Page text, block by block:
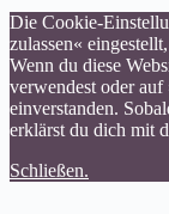
Die Cookie-
zulassen«
Wenn du diese
verwendest oder
einverstanden.
erklärst du dich mit
Schließen.